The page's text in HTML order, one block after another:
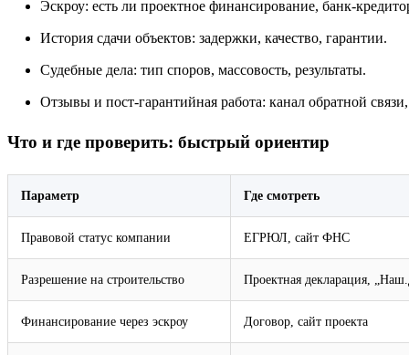
Эскроу: есть ли проектное финансирование,
История сдачи объектов: задержки, качество, гарантии.
Судебные дела: тип споров, массовость, результаты.
Отзывы и пост‑гарантийная работа: канал обратной
Что и где проверить: быстрый ориентир
Параметр Где смотреть
Правовой статус компании ЕГРЮЛ, сайт ФНС
Разрешение на строительство Проектная декларация,
Финансирование через эскроу Договор, сайт проекта